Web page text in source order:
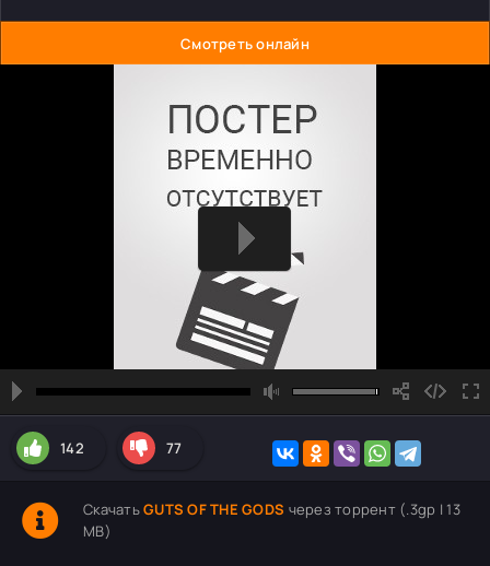
Смотреть онлайн
142 77
СкачатьGUTS OF THE GODS через торрент (.3gp | 13
MB)